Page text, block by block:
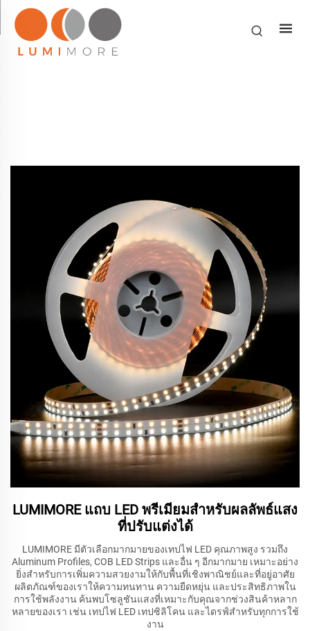
LUMIMORE แถบ LED พรีเมียมสำหรับผลลัพธ์แสง
ที่ปรับแต่งได้
LUMIMORE มีตัวเลือกมากมายของเทปไฟ LED คุณภาพสูง รวมถึง
Aluminum Profiles, COB LED Strips และอื่น ๆ อีกมากมาย เหมาะอย่าง
ยิ่งสำหรับการเพิ่มความสวยงามให้กับพื้นที่เชิงพาณิชย์และที่อยู่อาศัย
ผลิตภัณฑ์ของเราให้ความทนทาน ความยืดหยุ่น และประสิทธิภาพใน
การใช้พลังงาน ค้นพบโซลูชันแสงที่เหมาะกับคุณจากช่วงสินค้าหลาก
หลายของเรา เช่น เทปไฟ LED เทปซิลิโคน และไดรฟ์สำหรับทุกการใช้
งาน